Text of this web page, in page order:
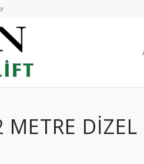
METRE